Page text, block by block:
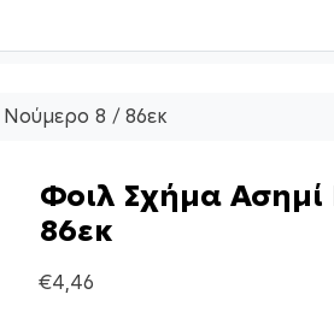
8 / 86εκ
Φοιλ Σχήμα
86εκ
€4,46